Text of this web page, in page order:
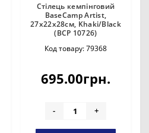
Стілець кемпінговий
BaseCamp Artist,
27х22х28см, Khaki/Black
(BCP 10726)
Код товару: 79368
695.00грн.
- +